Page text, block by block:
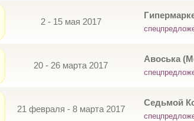
2 - 15 мая 2017
20 - 26 марта 2017
Авоська
21 февраля - 8 марта 2017
Седьмой